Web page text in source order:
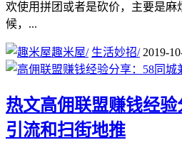
欢使用拼团或者是砍价，主要是麻
候，...
趣米屋/ 生活妙招/ 2019-
热文高佣联盟赚钱经
引流和扫街地推